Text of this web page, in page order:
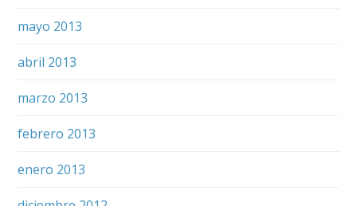
mayo 2013
abril 2013
marzo 2013
febrero 2013
enero 2013